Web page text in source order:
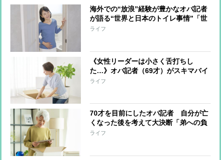
海外での“放浪”経験が豊かなオバ記者
が語る“世界と日本のトイレ事情”「世
界から絶賛される日本のトイレが現状
ライフ
《女性リーダーは小さく舌打ちし
た…》オバ記者（69才）がスキマバイ
トに挑戦「私に肉体労働をする資格は
ライフ
70才を目前にしたオバ記者 自分が亡
くなった後を考えて大決断「弟への負
担は最小限にしたい」と“この世の荷
ライフ